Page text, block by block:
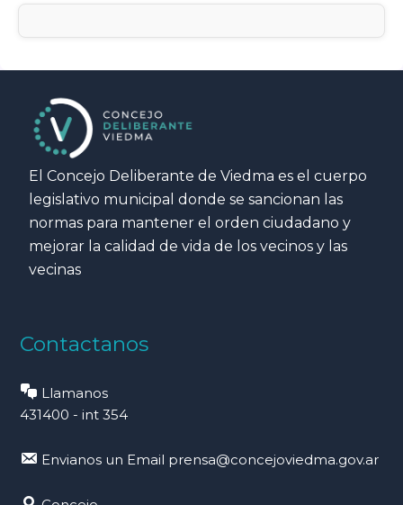
El Concejo Deliberante de Viedma es el cuerpo
legislativo municipal donde se sancionan las
normas para mantener el orden ciudadano y
mejorar la calidad de vida de los vecinos y las
vecinas
Contactanos
Llamanos
431400 - int 354
Envianos un Email prensa@concejoviedma.gov.ar